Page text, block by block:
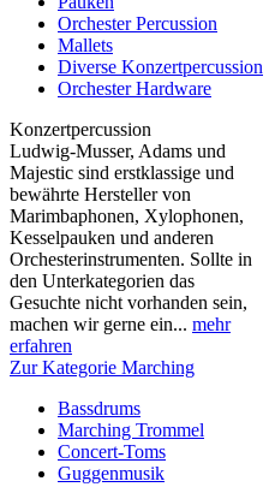
Orchester Percussion
Mallets
Diverse Konzertpercussion
Orchester Hardware
Konzertpercussion
Ludwig-Musser, Adams und
Majestic sind erstklassige und
bewährte Hersteller von
Marimbaphonen, Xylophonen,
Kesselpauken und anderen
Orchesterinstrumenten. Sollte in
den Unterkategorien das
Gesuchte nicht vorhanden sein,
machen wir gerne ein... mehr
erfahren
Zur Kategorie Marching
Bassdrums
Marching Trommel
Concert-Toms
Guggenmusik